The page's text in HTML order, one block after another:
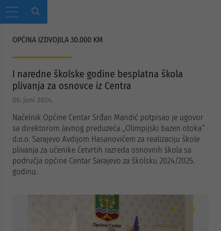
OPĆINA IZDVOJILA 30.000 KM
I naredne školske godine besplatna škola
plivanja za osnovce iz Centra
06. juni 2024.
Načelnik Općine Centar Srđan Mandić potpisao je ugovor
sa direktorom Javnog preduzeća „Olimpijski bazen otoka“
d.o.o. Sarajevo Avdijom Hasanovićem za realizaciju škole
plivanja za učenike četvrtih razreda osnovnih škola sa
područja općine Centar Sarajevo za školsku 2024/2025.
godinu.